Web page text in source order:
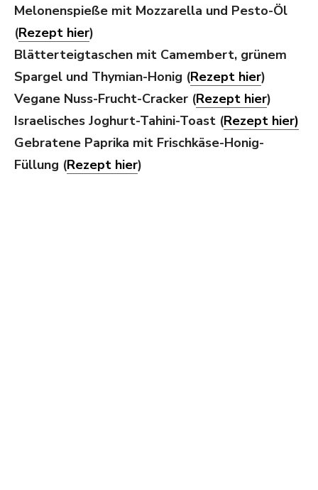
Melonenspieße mit Mozzarella und Pesto-Öl
(Rezept hier)
Blätterteigtaschen mit Camembert, grünem
Spargel und Thymian-Honig (Rezept hier)
Vegane Nuss-Frucht-Cracker (Rezept hier)
Israelisches Joghurt-Tahini-Toast (Rezept hier)
Gebratene Paprika mit Frischkäse-Honig-
Füllung (Rezept hier)